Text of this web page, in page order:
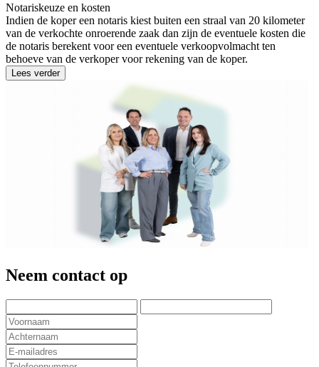
Notariskeuze en kosten
Indien de koper een notaris kiest buiten een straal van 20 kilometer
van de verkochte onroerende zaak dan zijn de eventuele kosten die
de notaris berekent voor een eventuele verkoopvolmacht ten
behoeve van de verkoper voor rekening van de koper.
Lees verder
Neem contact op